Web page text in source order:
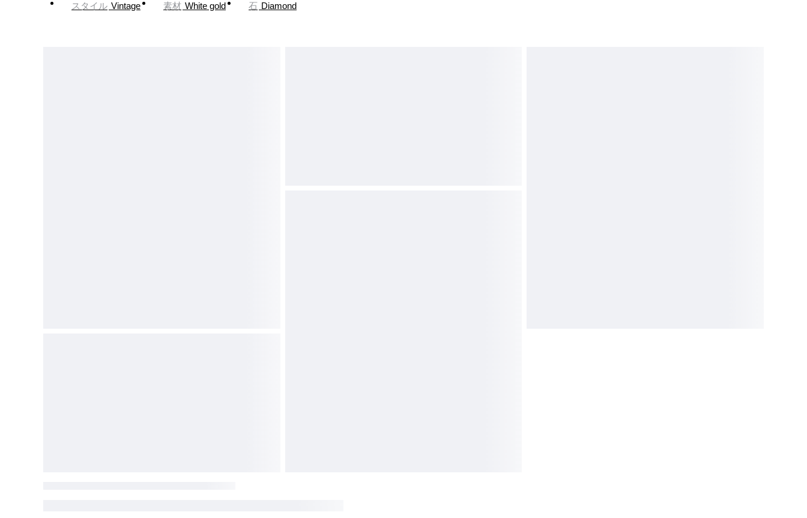
スタイル Vintage 素材 White gold 石 Diamond